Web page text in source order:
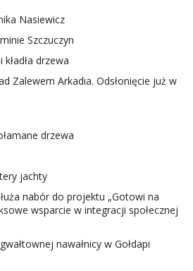
Nasiewicz
Szczuczyn
kładła drzewa
Zalewem Arkadia. Odsłonięcie już w
drzewa
jachty
nabór do projektu „Gotowi na
wsparcie w integracji społecznej
nawałnicy w Gołdapi